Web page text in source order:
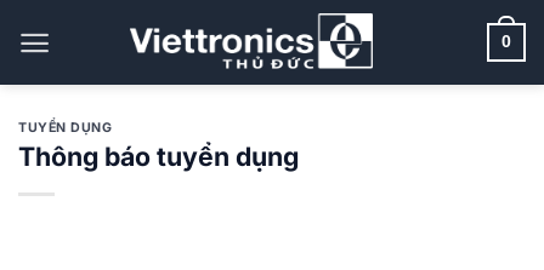
qua
0
TUYỂN DỤNG
Thông báo tuyển dụng